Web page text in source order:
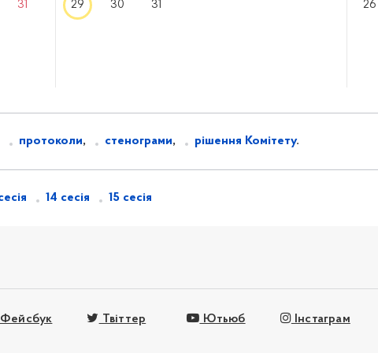
31 29 30 31 26
протоколи, стенограми, рішення Комітету.
14 сесія 15 сесія
Фейсбук Твіттер Ютьюб Інстаграм